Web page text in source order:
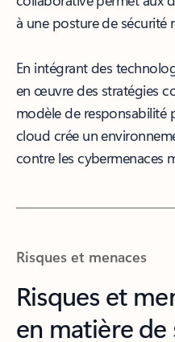
à une posture de sécurité
En intégrant des
en œuvre des stratégies
modèle de responsabilité
cloud crée un
contre les cybermenaces
Risques et menaces
Risques et
en matière